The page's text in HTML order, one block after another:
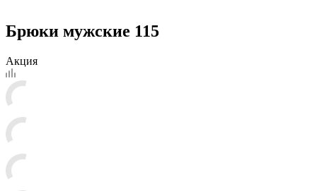
Брюки мужские 115
Акция